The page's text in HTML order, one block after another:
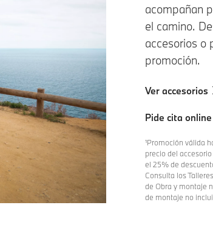
acompañan
el camino.
accesorios o
promoción.
Ver accesorios
Pide cita online
¹Promoción válida
precio del
el 25% de
Consulta los
de Obra y montaje
de montaje no